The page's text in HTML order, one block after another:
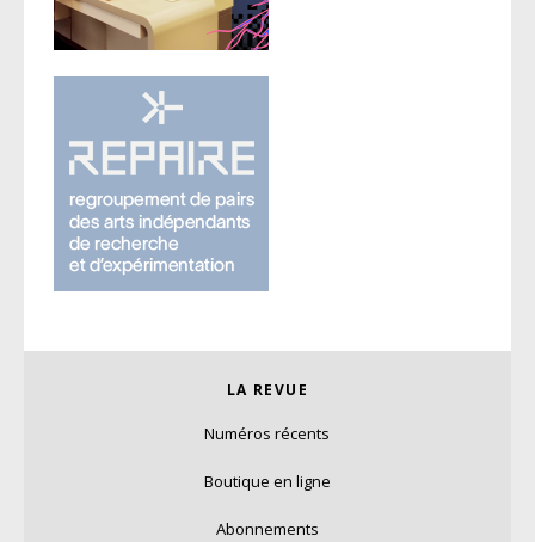
LA REVUE
Numéros récents
Boutique en ligne
Abonnements